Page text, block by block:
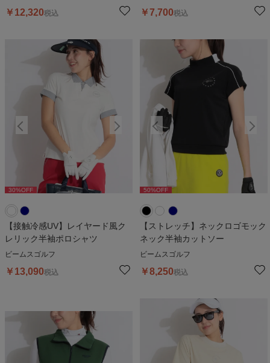
￥ 12,320税込 ￥7,700税込
30%OFF %OFF
【接触冷感UV】レイヤード風ク
レリック半袖ポロシャツ
ビームスゴルフ
￥ 13,090税込
50%OFF 50%OFF
【ストレッチ】ネックロゴモック
ネック半袖カットソー
ビームスゴルフ
￥8,250税込